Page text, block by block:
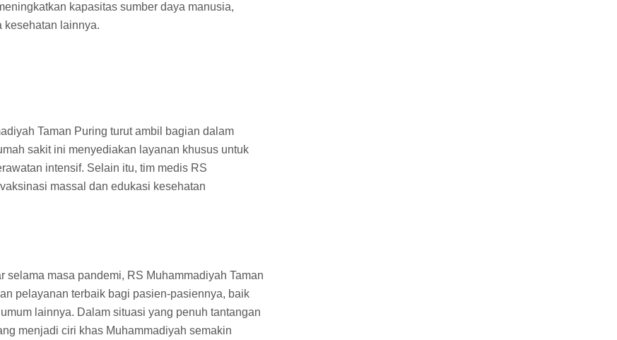
kapasitas sumber daya manusia,
kesehatan lainnya.
Taman Puring turut ambil bagian dalam
sakit ini menyediakan layanan khusus untuk
intensif. Selain itu, tim medis RS
massal dan edukasi kesehatan
selama masa pandemi, RS Muhammadiyah Taman
pelayanan terbaik bagi pasien-pasiennya, baik
lainnya. Dalam situasi yang penuh tantangan
menjadi ciri khas Muhammadiyah semakin